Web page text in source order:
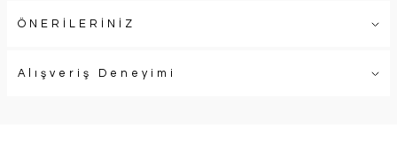
ÖNERİLERİNİZ
Alışveriş Deneyimi